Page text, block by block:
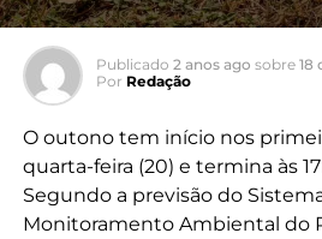
Publicado 2 anos ago sobre 18
Por Redação
O outono tem início nos
quarta-feira (20) e termina às
Segundo a previsão do
Monitoramento Ambiental do